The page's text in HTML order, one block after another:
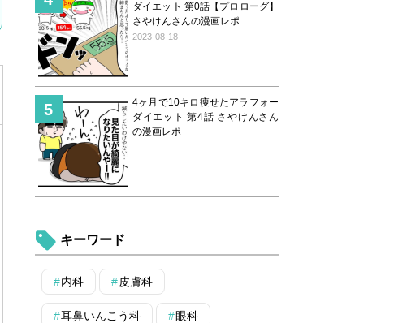
ダイエット 第0話【プロローグ】
さやけんさんの漫画レポ
2023-08-18
4ヶ月で10キロ痩せたアラフォー
ダイエット 第4話 さやけんさん
の漫画レポ
キーワード
内科 皮膚科
耳鼻いんこう科 眼科